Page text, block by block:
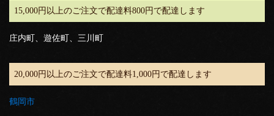
15,000円以上のご注文で配達料800円で配達します
庄内町、遊佐町、三川町
20,000円以上のご注文で配達料1,000円で配達します
鶴岡市